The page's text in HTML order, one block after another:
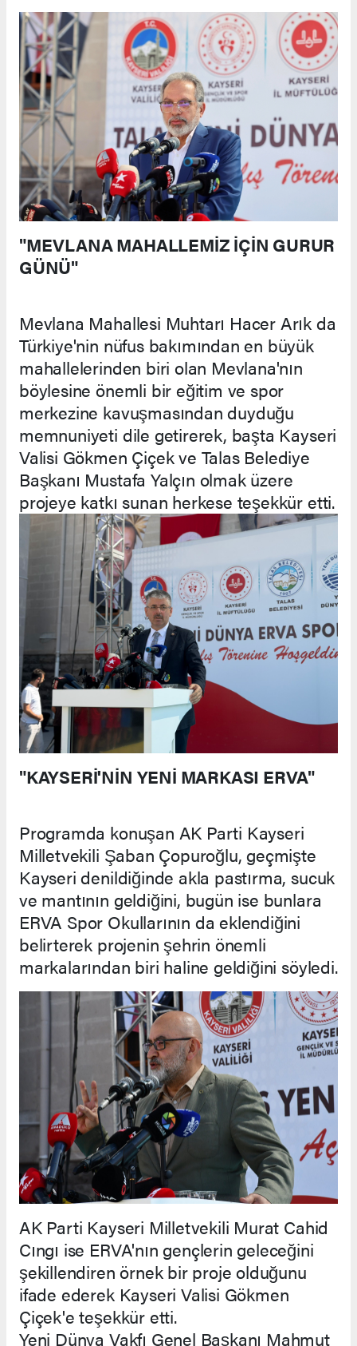
"MEVLANA MAHALLEMİZ İÇİN GURUR
GÜNÜ"
Mevlana Mahallesi Muhtarı Hacer Arık da
Türkiye'nin nüfus bakımından en büyük
mahallelerinden biri olan Mevlana'nın
böylesine önemli bir eğitim ve spor
merkezine kavuşmasından duyduğu
memnuniyeti dile getirerek, başta Kayseri
Valisi Gökmen Çiçek ve Talas Belediye
Başkanı Mustafa Yalçın olmak üzere
projeye katkı sunan herkese teşekkür etti.
"KAYSERİ'NİN YENİ MARKASI ERVA"
Programda konuşan AK Parti Kayseri
Milletvekili Şaban Çopuroğlu, geçmişte
Kayseri denildiğinde akla pastırma, sucuk
ve mantının geldiğini, bugün ise bunlara
ERVA Spor Okullarının da eklendiğini
belirterek projenin şehrin önemli
markalarından biri haline geldiğini söyledi.
AK Parti Kayseri Milletvekili Murat Cahid
Cıngı ise ERVA'nın gençlerin geleceğini
şekillendiren örnek bir proje olduğunu
ifade ederek Kayseri Valisi Gökmen
Çiçek'e teşekkür etti.
Yeni Dünya Vakfı Genel Başkanı Mahmut